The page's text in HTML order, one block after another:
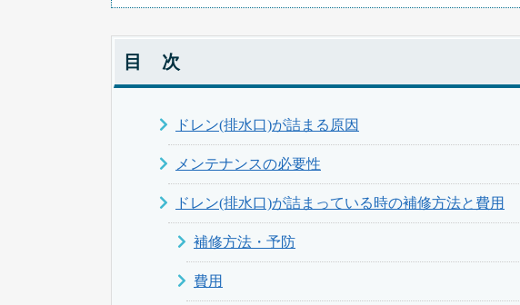
目 次
ドレン(排水口)が詰まる原因
メンテナンスの必要性
ドレン(排水口)が詰まっている時の補修方法と費用
補修方法・予防
費用